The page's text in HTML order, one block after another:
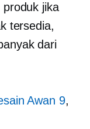
produk jika
tersedia,
dari
Awan 9,